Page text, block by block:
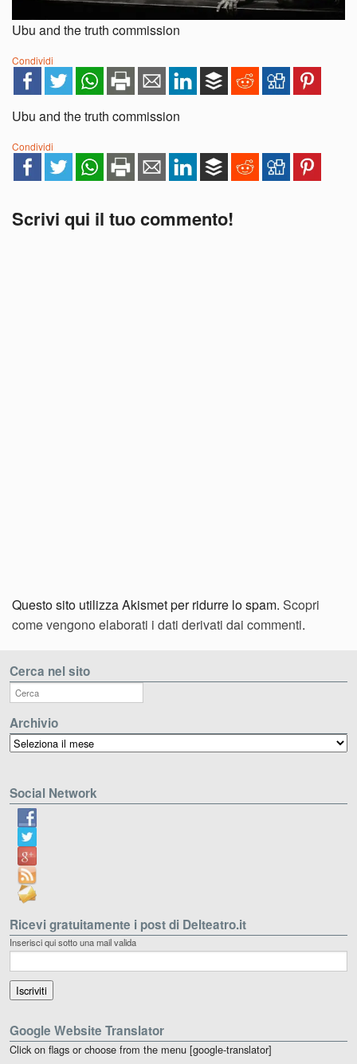
Ubu and the truth commission
Condividi
Ubu and the truth commission
Condividi
Scrivi qui il tuo commento!
Questo sito utilizza Akismet per ridurre lo spam. Scopri
come vengono elaborati i dati derivati dai commenti.
Cerca nel sito
Archivio
Archivio
Social Network
Ricevi gratuitamente i post di Delteatro.it
Inserisci qui sotto una mail valida
Google Website Translator
Click on flags or choose from the menu [google-translator]